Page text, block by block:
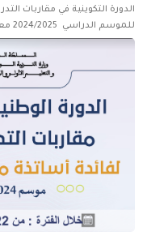
الدورة التكوينية في مقاربات
للموسم الدراسي 2024/2025 معاينة الدورة التكوينية كاملة